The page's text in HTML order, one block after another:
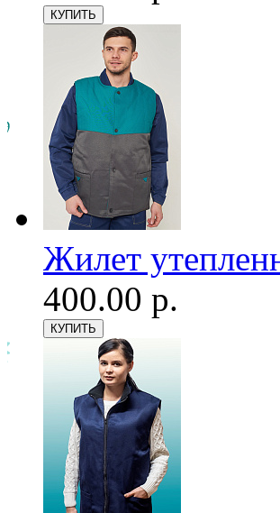
Жилет
400.00 р.